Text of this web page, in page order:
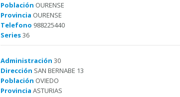
Población OURENSE
Provincia OURENSE
Telefono 988225440
Series36
Administración 30
Dirección SAN BERNABE 13
Población OVIEDO
Provincia ASTURIAS